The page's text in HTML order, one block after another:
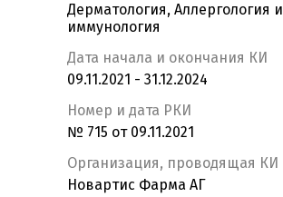
Дерматология, Аллергология и
иммунология
Дата начала и окончания КИ
09.11.2021 - 31.12.2024
Номер и дата РКИ
№ 715 от 09.11.2021
Организация, проводящая КИ
Новартис Фарма АГ